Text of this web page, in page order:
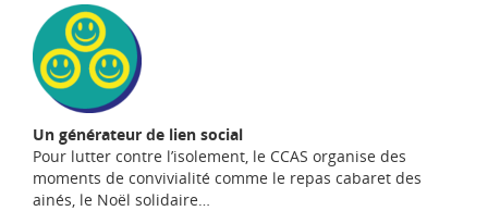
Un générateur de lien social
Pour lutter contre l’isolement, le CCAS organise des
moments de convivialité comme le repas cabaret des
ainés, le Noël solidaire…